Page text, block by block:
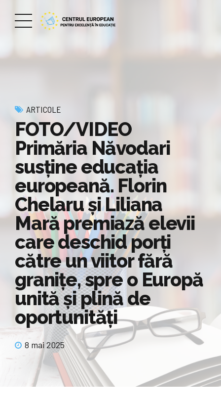
ARTICOLE
FOTO/VIDEO
Primăria Năvodari
susține educația
europeană. Florin
Chelaru și Liliana
Mară premiază elevii
care deschid porți
către un viitor fără
granițe, spre o Europă
unită și plină de
oportunități
8 mai 2025